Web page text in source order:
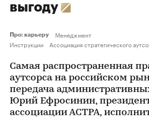
выгоду
Про: карьеру
Менеджмент
Инструкции
Ассоциация стратегического
Самая распространенная
аутсорса на российском
передача
Юрий Ефросинин,
ассоциации АСТРА,